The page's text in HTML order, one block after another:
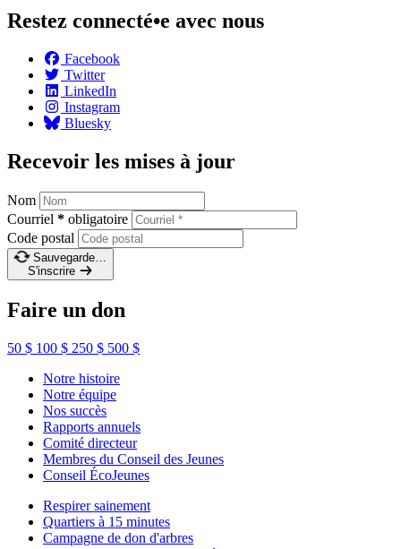
Restez connecté•e avec nous
Facebook
Twitter
LinkedIn
Instagram
Bluesky
Recevoir les mises à jour
Nom
Courriel * obligatoire
Code postal
Sauvegarde…
S'inscrire
Faire un don
50 $ 100 $ 250 $ 500 $
Notre histoire
Notre équipe
Nos succès
Rapports annuels
Comité directeur
Membres du Conseil des Jeunes
Conseil ÉcoJeunes
Respirer sainement
Quartiers à 15 minutes
Campagne de don d'arbres